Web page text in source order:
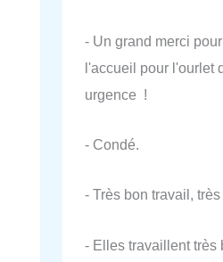
- Un grand merci
l'accueil pour l'ourlet
urgence !
- Condé.
- Très bon travail,
- Elles travaillent très